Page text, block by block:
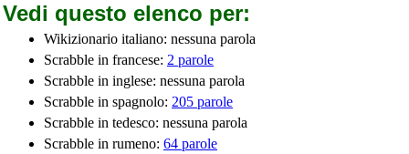
Vedi questo elenco per:
Wikizionario italiano: nessuna parola
Scrabble in francese: 2 parole
Scrabble in inglese: nessuna parola
Scrabble in spagnolo: 205 parole
Scrabble in tedesco: nessuna parola
Scrabble in rumeno: 64 parole